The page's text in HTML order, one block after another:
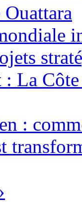
Ouattara
: La
: